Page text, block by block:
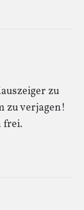
zu
zu verjagen!
frei.